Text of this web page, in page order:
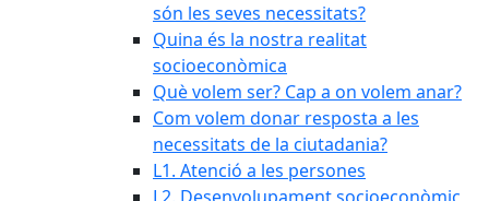
són les seves necessitats?
Quina és la nostra realitat
socioeconòmica
Què volem ser? Cap a on volem anar?
Com volem donar resposta a les
necessitats de la ciutadania?
L1. Atenció a les persones